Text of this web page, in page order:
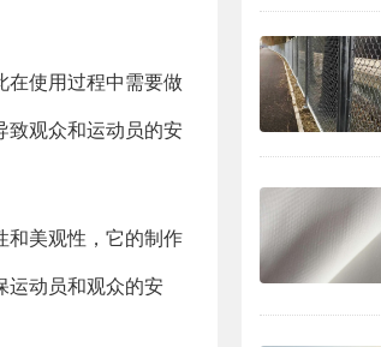
在使用过程中需要做
致观众和运动员的安
和美观性，它的制作
运动员和观众的安